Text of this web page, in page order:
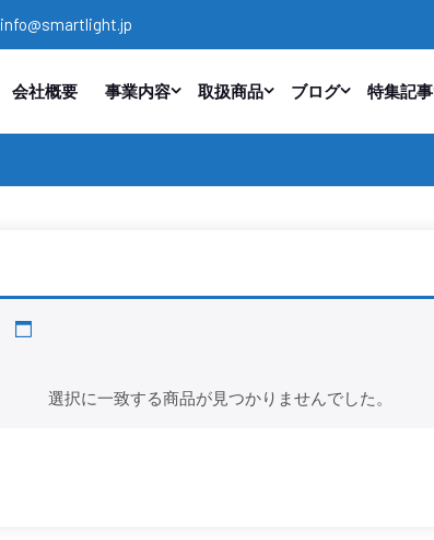
info@smartlight.jp
会社概要 事業内容 取扱商品 ブログ 特集記事
UV-C可搬式殺菌機
選択に一致する商品が見つかりませんでした。